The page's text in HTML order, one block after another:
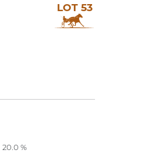
LOT 53
20.0 %